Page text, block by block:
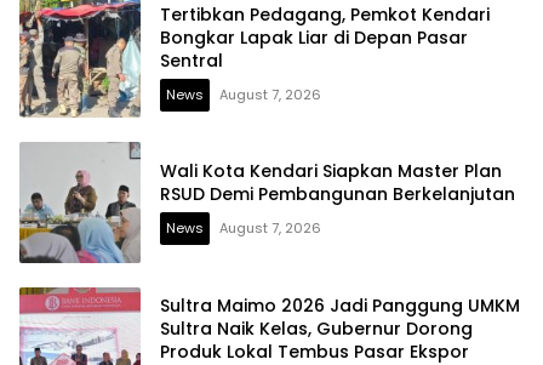
Tertibkan Pedagang, Pemkot Kendari
Bongkar Lapak Liar di Depan Pasar
Sentral
News August 7, 2026
Wali Kota Kendari Siapkan Master Plan
RSUD Demi Pembangunan Berkelanjutan
News August 7, 2026
Sultra Maimo 2026 Jadi Panggung UMKM
Sultra Naik Kelas, Gubernur Dorong
Produk Lokal Tembus Pasar Ekspor